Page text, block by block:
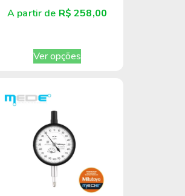
A partir de R$ 258,00
Ver opções